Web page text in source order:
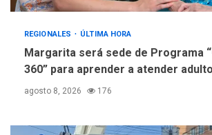
REGIONALES ÚLTIMA HORA
Margarita será sede de Programa
360” para aprender a atender
agosto 8, 2026 176